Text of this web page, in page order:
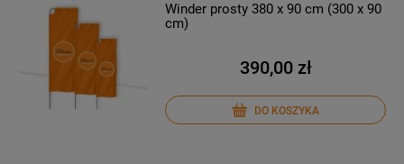
Winder prosty 380 x 90 cm (300 x 90
cm)
390,00 zł
DO KOSZYKA